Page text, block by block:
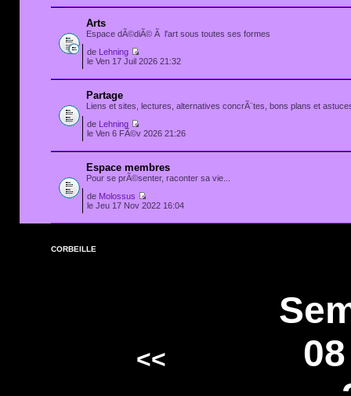
Arts
Espace dÃ©diÃ© Ã l'art sous toutes ses formes
de
Lehning
le Ven 17 Juil 2026 21:32
Partage
Liens et sites, lectures, alternatives concrÃ¨tes, bons plans et
de
Lehning
le Ven 6 FÃ©v 2026 21:26
Espace membres
Pour se prÃ©senter, raconter sa vie...
de Molossus
le Jeu 17 Nov 2022 16:04
CORBEILLE
<<